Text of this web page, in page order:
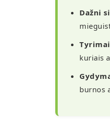
Dažni
kuriais
burnos